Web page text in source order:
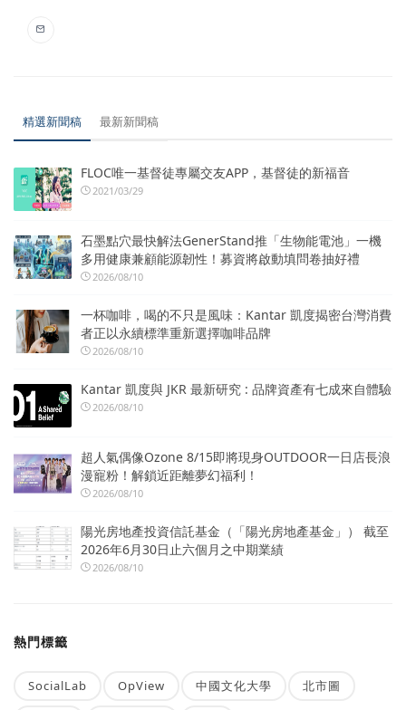
精選新聞稿 最新新聞稿
FLOC唯一基督徒專屬交友APP，基督徒的新福音
2021/03/29
石墨點穴最快解法GenerStand推「生物能電池」一機
多用健康兼顧能源韌性！募資將啟動填問卷抽好禮
2026/08/10
一杯咖啡，喝的不只是風味：Kantar 凱度揭密台灣消費
者正以永續標準重新選擇咖啡品牌
2026/08/10
Kantar 凱度與 JKR 最新研究 : 品牌資產有七成來自體驗
2026/08/10
超人氣偶像Ozone 8/15即將現身OUTDOOR一日店長浪
漫寵粉！解鎖近距離夢幻福利！
2026/08/10
陽光房地產投資信託基金（「陽光房地產基金」） 截至
2026年6月30日止六個月之中期業績
2026/08/10
熱門標籤
SocialLab OpView 中國文化大學 北市圖